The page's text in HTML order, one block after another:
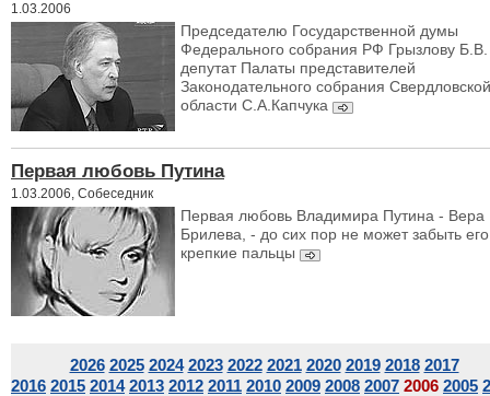
1.03.2006
Председателю Государственной думы
Федерального собрания РФ Грызлову Б.В.
депутат Палаты представителей
Законодательного собрания Свердловской
области С.А.Капчука
Первая любовь Путина
1.03.2006, Собеседник
Первая любовь Владимира Путина - Вера
Брилева, - до сих пор не может забыть его
крепкие пальцы
2026 2025 2024 2023 2022 2021 2020 2019 2018 2017
2016 2015 2014 2013 2012 2011 2010 2009 2008 2007 2006 2005